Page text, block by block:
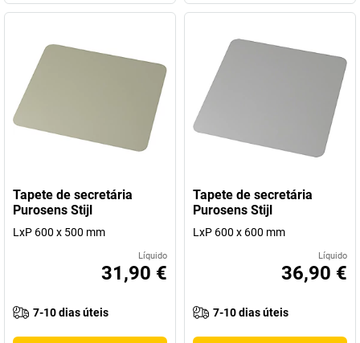
Tapete de secretária
Purosens Stijl
LxP 600 x 500 mm
Líquido
31,90 €
7-10 dias úteis
Tapete de secretária
Purosens Stijl
LxP 600 x 600 mm
Líquido
36,90 €
7-10 dias úteis